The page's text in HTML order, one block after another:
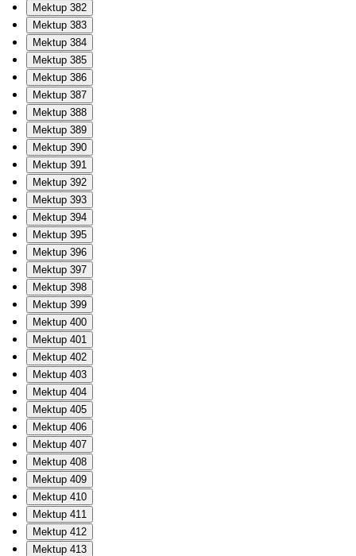
Mektup 382
Mektup 383
Mektup 384
Mektup 385
Mektup 386
Mektup 387
Mektup 388
Mektup 389
Mektup 390
Mektup 391
Mektup 392
Mektup 393
Mektup 394
Mektup 395
Mektup 396
Mektup 397
Mektup 398
Mektup 399
Mektup 400
Mektup 401
Mektup 402
Mektup 403
Mektup 404
Mektup 405
Mektup 406
Mektup 407
Mektup 408
Mektup 409
Mektup 410
Mektup 411
Mektup 412
Mektup 413